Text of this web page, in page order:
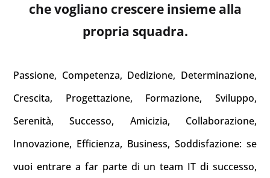
che vogliano crescere insieme alla
propria squadra.
Passione, Competenza, Dedizione, Determinazione,
Crescita, Progettazione, Formazione, Sviluppo,
Serenità, Successo, Amicizia, Collaborazione,
Innovazione, Efficienza, Business, Soddisfazione: se
vuoi entrare a far parte di un team IT di successo,